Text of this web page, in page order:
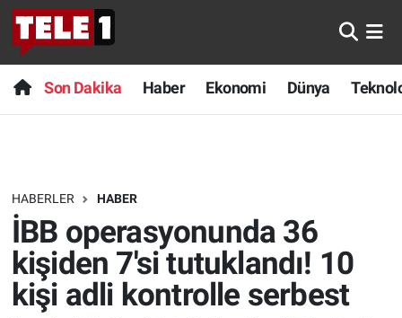
Son Dakika Haber Ekonomi Dünya
HABERLER HABER
İBB operasyonunda 36
kişiden 7'si tutuklandı! 10
kişi adli kontrolle serbest
Anında Manşet
Başka Sohbetler
Bilim turu
Bilim ve Teknoloji Evreni
Doğa Konuşuyor
Son Dakika
Haber
Dünya
Teknoloji
Sağlık
Nöbetçi Eczaneler
Hava Durumu
Trafik Durumu
Süper Lig Puan Durumu ve Fikstür
Tüm Manşetler